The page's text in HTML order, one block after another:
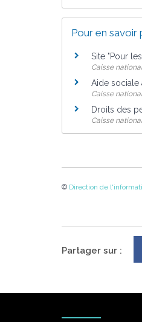
Pour en savoir
Site "Pour
Caisse
Aide sociale
Caisse
Droits des
Caisse
© Direction de
Partager sur :